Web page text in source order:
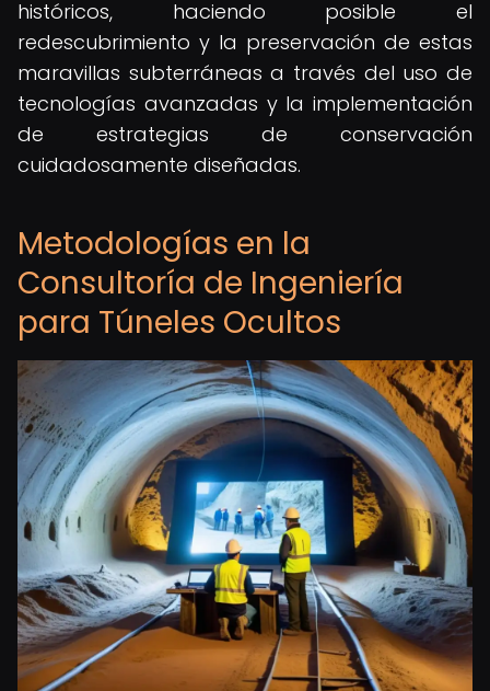
históricos, haciendo posible el
redescubrimiento y la preservación de estas
maravillas subterráneas a través del uso de
tecnologías avanzadas y la implementación
de estrategias de conservación
cuidadosamente diseñadas.
Metodologías en la
Consultoría de Ingeniería
para Túneles Ocultos